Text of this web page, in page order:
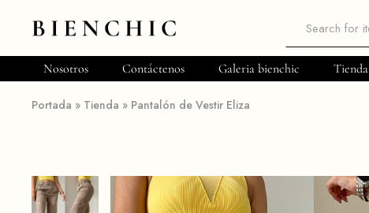
Bienchic
Moda
femenina
Nosotros Contáctenos Galeria bienchic Tienda
Portada » Tienda » Pantalón de Vestir Eliza